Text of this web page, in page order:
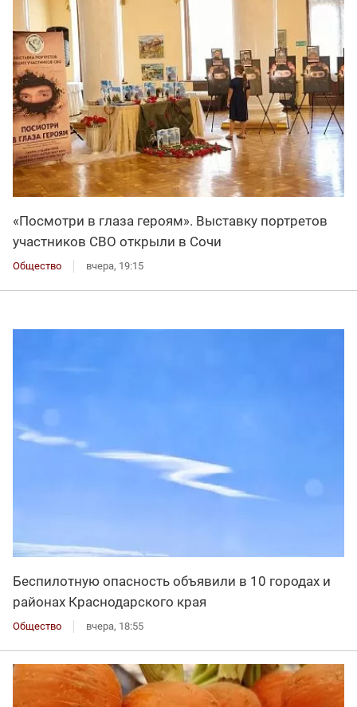
«Посмотри в глаза героям». Выставку портретов
участников СВО открыли в Сочи
Общество вчера, 19:15
Беспилотную опасность объявили в 10 городах и
районах Краснодарского края
Общество вчера, 18:55